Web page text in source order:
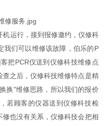
运行，接到报修邀约，仪修科
我们可以维修该故障，伯乐的P
把PCR仪送到仪修科技维修点
之后，仪修科技维修特点是精
换"维修思路，所以我们的报价
若顾客的仪器送到仪修科技检
也没有关系，仪修科技会把相